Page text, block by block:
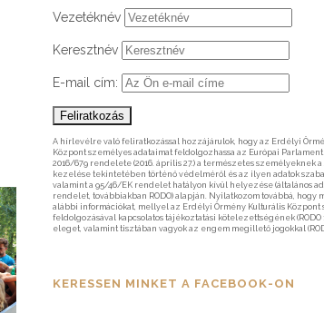
Vezetéknév
Keresztnév
E-mail cím:
A hírlevélre való feliratkozással hozzájárulok, hogy az Erdélyi
Központ személyes adataimat feldolgozhassa az Európai Parlament
2016/679 rendelete (2016. április 27.) a természetes személyeknek
kezelése tekintetében történő védelméről és az ilyen adatok
valamint a 95/46/EK rendelet hatályon kívül helyezése (általános
rendelet, továbbiakban RODO) alapján. Nyilatkozom továbbá, hogy
alábbi információkat, mellyel az Erdélyi Örmény Kulturális Központ
feldolgozásával kapcsolatos tájékoztatási kötelezettségének (RODO
eleget, valamint tisztában vagyok az engem megillető jogokkal
KERESSEN MINKET A FACEBOOK-ON